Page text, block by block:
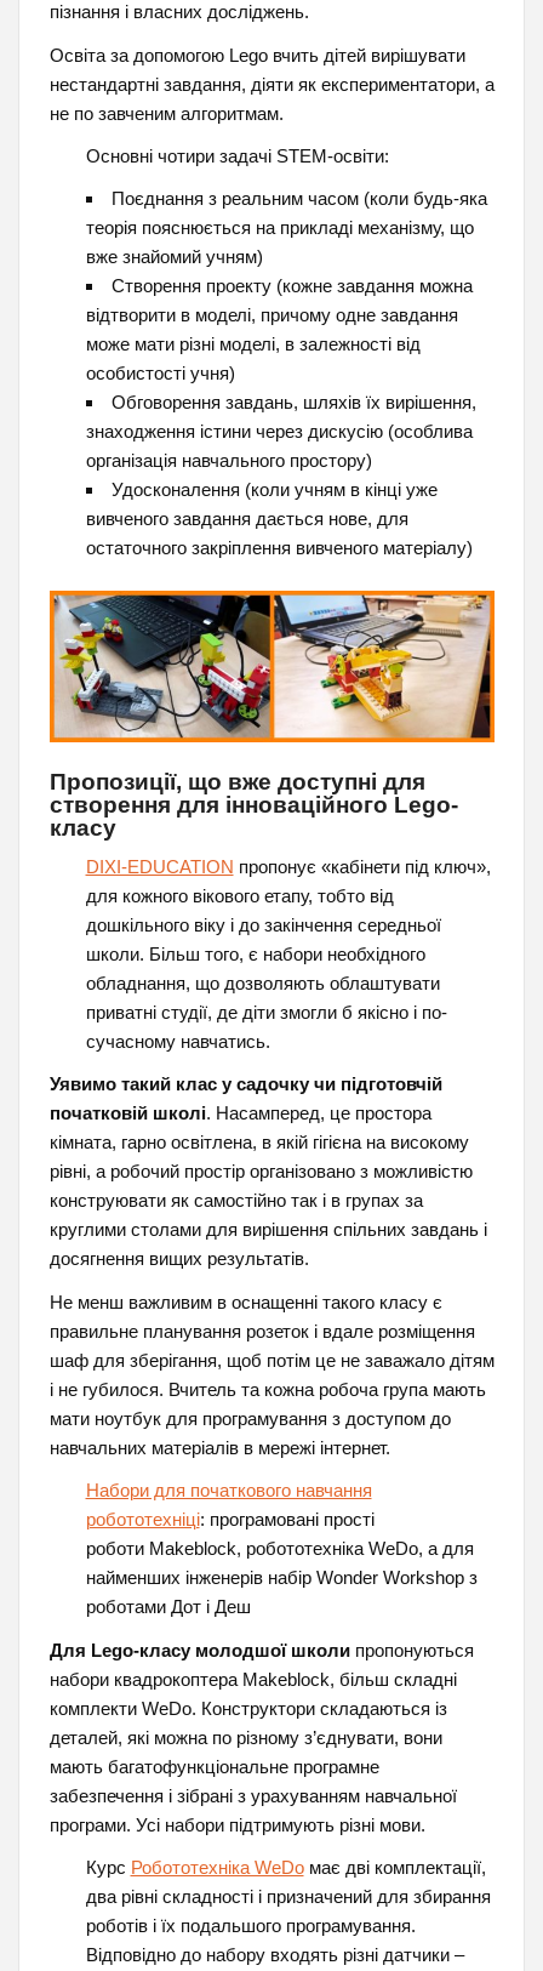
пізнання і власних досліджень.
Освіта за допомогою Lego вчить дітей вирішувати
нестандартні завдання, діяти як експериментатори, а
не по завченим алгоритмам.
Основні чотири задачі STEM-освіти:
Поєднання з реальним часом (коли будь-яка
теорія пояснюється на прикладі механізму, що
вже знайомий учням)
Створення проекту (кожне завдання можна
відтворити в моделі, причому одне завдання
може мати різні моделі, в залежності від
особистості учня)
Обговорення завдань, шляхів їх вирішення,
знаходження істини через дискусію (особлива
організація навчального простору)
Удосконалення (коли учням в кінці уже
вивченого завдання дається нове, для
остаточного закріплення вивченого матеріалу)
Пропозиції, що вже доступні для
створення для інноваційного Lego-
класу
DIXI-EDUCATION пропонує «кабінети під ключ»,
для кожного вікового етапу, тобто від
дошкільного віку і до закінчення середньої
школи. Більш того, є набори необхідного
обладнання, що дозволяють облаштувати
приватні студії, де діти змогли б якісно і по-
сучасному навчатись.
Уявимо такий клас у садочку чи підготовчій
початковій школі. Насамперед, це простора
кімната, гарно освітлена, в якій гігієна на високому
рівні, а робочий простір організовано з можливістю
конструювати як самостійно так і в групах за
круглими столами для вирішення спільних завдань і
досягнення вищих результатів.
Не менш важливим в оснащенні такого класу є
правильне планування розеток і вдале розміщення
шаф для зберігання, щоб потім це не заважало дітям
і не губилося. Вчитель та кожна робоча група мають
мати ноутбук для програмування з доступом до
навчальних матеріалів в мережі інтернет.
Набори для початкового навчання
робототехніці: програмовані прості
роботи Makeblock, робототехніка WeDo, а для
найменших інженерів набір Wonder Workshop з
роботами Дот і Деш
Для Lego-класу молодшої школипропонуються
набори квадрокоптера Makeblock, більш складні
комплекти WeDo. Конструктори складаються із
деталей, які можна по різному з’єднувати, вони
мають багатофункціональне програмне
забезпечення і зібрані з урахуванням навчальної
програми. Усі набори підтримують різні мови.
Курс Робототехніка WeDoмає дві комплектації,
два рівні складності і призначений для збирання
роботів і їх подальшого програмування.
Відповідно до набору входять різні датчики –